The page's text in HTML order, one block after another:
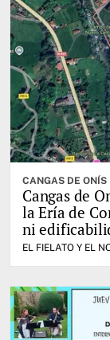
CANGAS DE ONÍS
Cangas de
la Ería de
ni
EL FIELATO Y EL